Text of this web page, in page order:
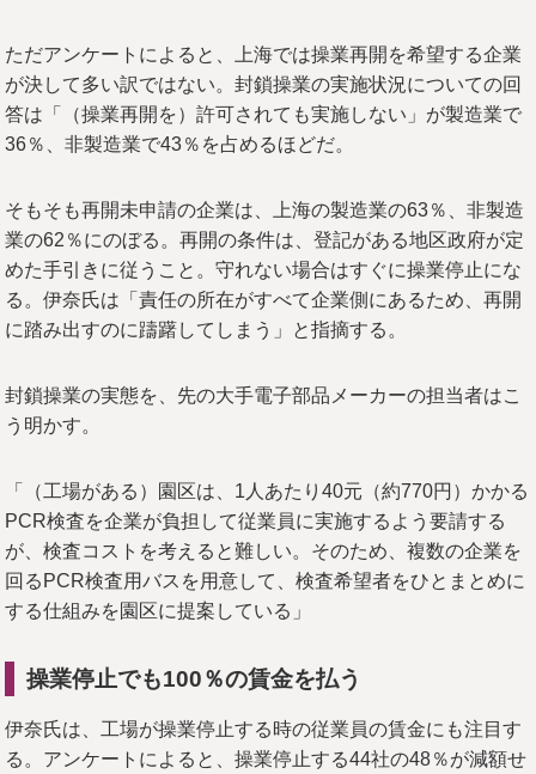
ただアンケートによると、上海では操業再開を希望する企業
が決して多い訳ではない。封鎖操業の実施状況についての回
答は「（操業再開を）許可されても実施しない」が製造業で
36％、非製造業で43％を占めるほどだ。
そもそも再開未申請の企業は、上海の製造業の63％、非製造
業の62％にのぼる。再開の条件は、登記がある地区政府が定
めた手引きに従うこと。守れない場合はすぐに操業停止にな
る。伊奈氏は「責任の所在がすべて企業側にあるため、再開
に踏み出すのに躊躇してしまう」と指摘する。
封鎖操業の実態を、先の大手電子部品メーカーの担当者はこ
う明かす。
「（工場がある）園区は、1人あたり40元（約770円）かかる
PCR検査を企業が負担して従業員に実施するよう要請する
が、検査コストを考えると難しい。そのため、複数の企業を
回るPCR検査用バスを用意して、検査希望者をひとまとめに
する仕組みを園区に提案している」
操業停止でも100％の賃金を払う
伊奈氏は、工場が操業停止する時の従業員の賃金にも注目す
る。アンケートによると、操業停止する44社の48％が減額せ